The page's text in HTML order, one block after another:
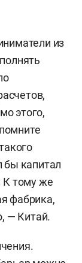
из
этого,
бы капитал
К тому же
фабрика,
— Китай.